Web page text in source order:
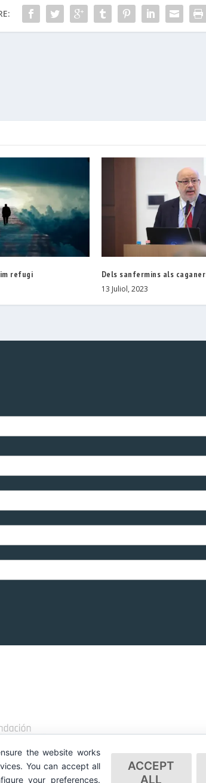
refugi Dels sanfermins als
13 Juliol, 2023
the website works
You can accept all
your preferences.
ACCEPT
ALL